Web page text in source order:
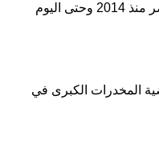
اليوم
المخدرات الكبرى في